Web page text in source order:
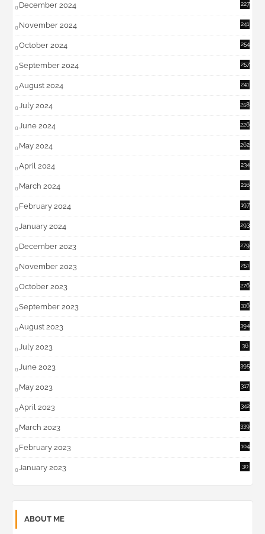
December 2024 227
November 2024 241
October 2024 254
September 2024 257
August 2024 241
July 2024 258
June 2024 226
May 2024 262
April 2024 234
March 2024 216
February 2024 197
January 2024 293
December 2023 279
November 2023 251
October 2023 276
September 2023 316
August 2023 394
July 2023
36
June 2023 395
May 2023 317
April 2023 342
March 2023 339
February 2023 104
January 2023 30
ABOUT ME